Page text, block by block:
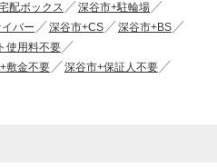
配ボックス
深谷市+駐輪場
バー 深谷市+CS
深谷市+BS
使用料不要
敷金不要
深谷市+保証人不要